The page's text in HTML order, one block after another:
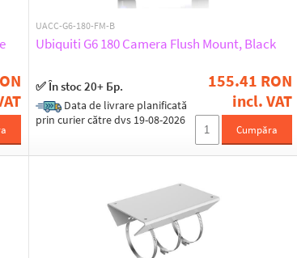
UACC-G6-180-FM-B
Ubiquiti G6 180 Camera Flush Mount, Black
✅ În stoc 20+ Бр.
Data de livrare planificată
prin curier către dvs 19-08-2026
155.41 RON
incl. VAT
Cumpăra